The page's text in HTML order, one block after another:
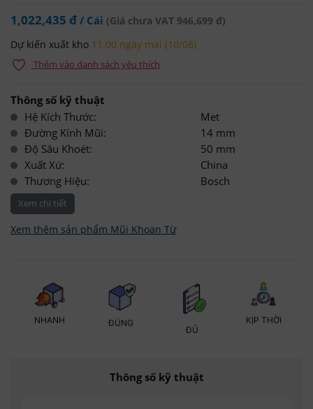
1,022,435 đ / Cái (Giá chưa VAT 946,699 đ)
Dự kiến xuất kho 11:00 ngày mai (10/08)
Thêm vào danh sách yêu thích
Thông số kỹ thuật
Hệ Kích Thước:
Met
Đường Kính Mũi:
14 mm
Độ Sâu Khoét:
50 mm
Xuất Xứ:
China
Thương Hiệu:
Bosch
Xem chi tiết
Xem thêm sản phẩm Mũi Khoan Từ
NHANH ĐÚNG
ĐỦ
KỊP THỜI
Thông số kỹ thuật